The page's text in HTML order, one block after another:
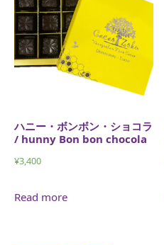
ハニー・ボンボン・ショコラ
/ hunny Bon bon chocola
¥3,400
Read more